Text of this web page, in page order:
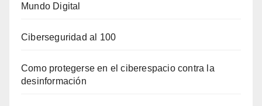
Mundo Digital
Ciberseguridad al 100
Como protegerse en el ciberespacio contra la
desinformación